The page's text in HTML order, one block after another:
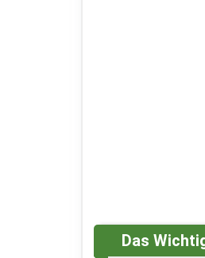
Das